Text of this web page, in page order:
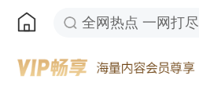
全网热点 一网打尽